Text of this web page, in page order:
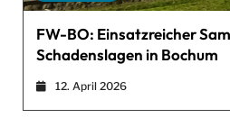
FW-BO: Einsatzreicher
Schadenslagen in Bochum
12. April 2026